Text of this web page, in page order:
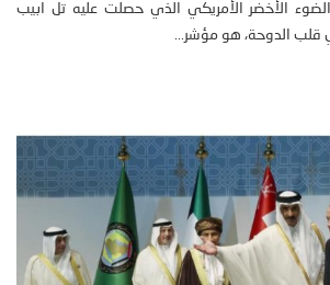
الأخضر الأمريكي الذي حصلت عليه تل ابيب
الدوحة، هو مؤشر...